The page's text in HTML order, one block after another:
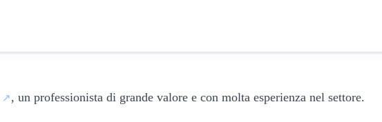
, un professionista di grande valore e con molta esperienza nel settore.